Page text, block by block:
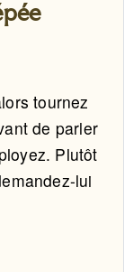
tournez
de parler
Plutôt
lui